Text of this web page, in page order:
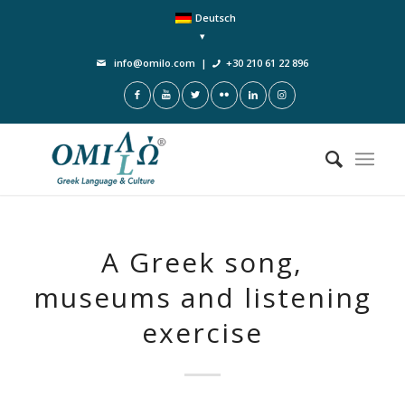
Deutsch
info@omilo.com | +30 210 61 22 896
A Greek song,
museums and listening
exercise